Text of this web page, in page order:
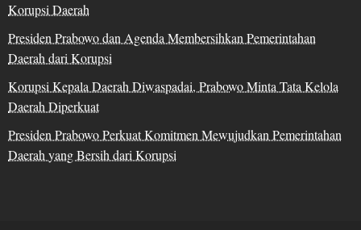
Korupsi Daerah
Presiden Prabowo dan Agenda Membersihkan Pemerintahan
Daerah dari Korupsi
Korupsi Kepala Daerah Diwaspadai, Prabowo Minta Tata Kelola
Daerah Diperkuat
Presiden Prabowo Perkuat Komitmen Mewujudkan Pemerintahan
Daerah yang Bersih dari Korupsi